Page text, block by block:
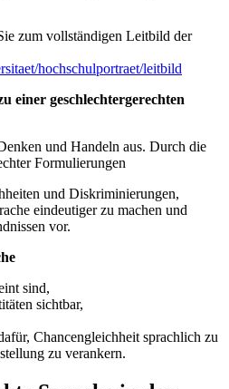
zum vollständigen Leitbild der
hochschulportraet/leitbild
einer geschlechtergerechten
und Handeln aus. Durch die
Formulierungen
und Diskriminierungen,
eindeutiger zu machen und
vor.
sind,
sichtbar,
Chancengleichheit sprachlich zu
zu verankern.